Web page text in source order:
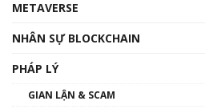
METAVERSE
NHÂN SỰ BLOCKCHAIN
PHÁP LÝ
GIAN LẬN & SCAM